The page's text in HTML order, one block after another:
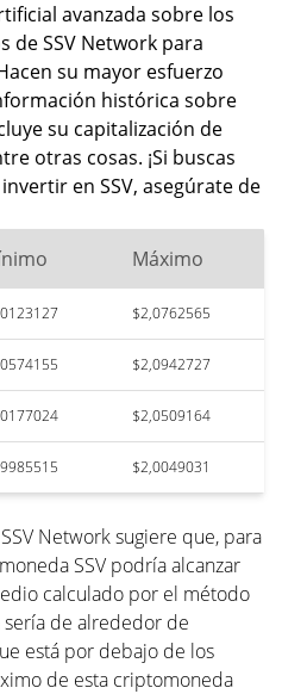
avanzada sobre los
de SSV Network para
su mayor esfuerzo
histórica sobre
su capitalización de
otras cosas. ¡Si buscas
en SSV, asegúrate de
Máximo
$2,0762565
$2,0942727
$2,0509164
$2,0049031
Network sugiere que, para
SSV podría alcanzar
calculado por el método
de alrededor de
está por debajo de los
de esta criptomoneda